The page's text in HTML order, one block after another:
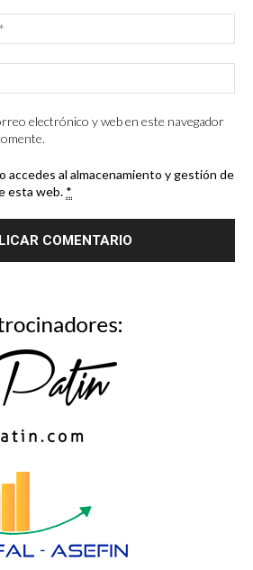
electrónico y web en este navegador
accedes al almacenamiento y gestión de
esta web. *